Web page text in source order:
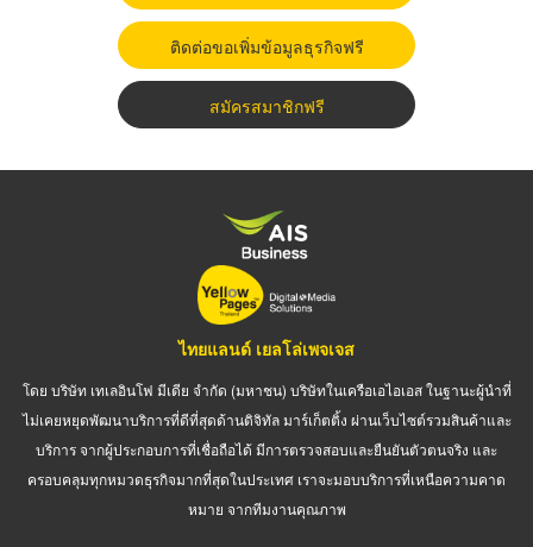
ติดต่อขอเพิ่มข้อมูลธุรกิจฟรี
สมัครสมาชิกฟรี
ไทยแลนด์ เยลโล่เพจเจส
โดย บริษัท เทเลอินโฟ มีเดีย จำกัด (มหาชน) บริษัทในเครือเอไอเอส ในฐานะผู้นำที่
ไม่เคยหยุดพัฒนาบริการที่ดีที่สุดด้านดิจิทัล มาร์เก็ตติ้ง ผ่านเว็บไซต์รวมสินค้าและ
บริการ จากผู้ประกอบการที่เชื่อถือได้ มีการตรวจสอบและยืนยันตัวตนจริง และ
ครอบคลุมทุกหมวดธุรกิจมากที่สุดในประเทศ เราจะมอบบริการที่เหนือความคาด
หมาย จากทีมงานคุณภาพ